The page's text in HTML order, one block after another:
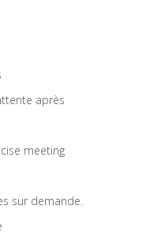
après
meeting
sur demande.